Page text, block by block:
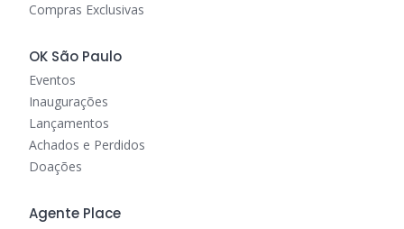
Compras Exclusivas
OK São Paulo
Eventos
Inaugurações
Lançamentos
Achados e Perdidos
Doações
Agente Place